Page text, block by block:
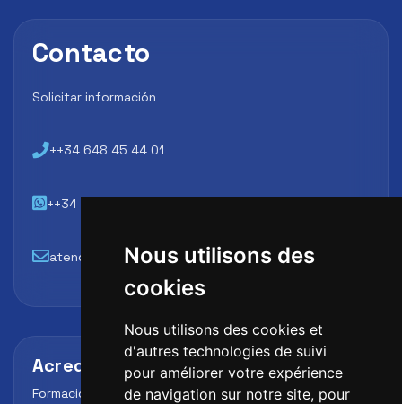
Nous utilisons des
cookies
Nous utilisons des cookies et
d'autres technologies de suivi
pour améliorer votre expérience
de navigation sur notre site, pour
Contacto
Solicitar información
++34 648 45 44 01
++34 648 45 44 01
atencion@futbollab.com
Acreditaciones y alianzas
Formación, metodología y reconocimiento para